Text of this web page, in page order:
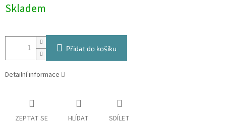
cena:
Skladem
Přidat do košíku
Detailní informace
ZEPTAT SE HLÍDAT SDÍLET